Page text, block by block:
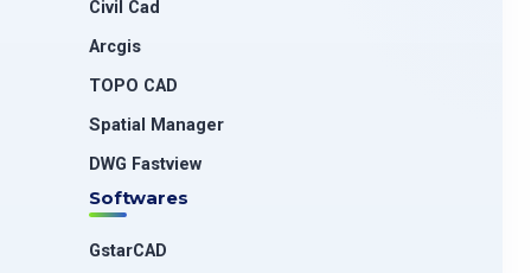
Civil Cad
Arcgis
TOPO CAD
Spatial Manager
DWG Fastview
Softwares
GstarCAD